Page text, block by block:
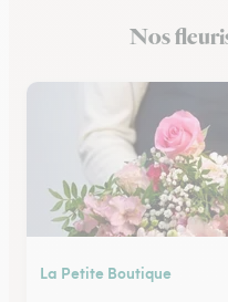
Fleuristes à Canteleu
Nos
La Petite Boutique